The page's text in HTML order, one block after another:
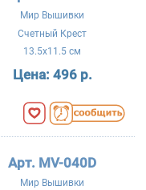
Мир Вышивки
Счетный Крест
13.5x11.5 см
Цена: 496 р.
Арт. MV-040D
Мир Вышивки